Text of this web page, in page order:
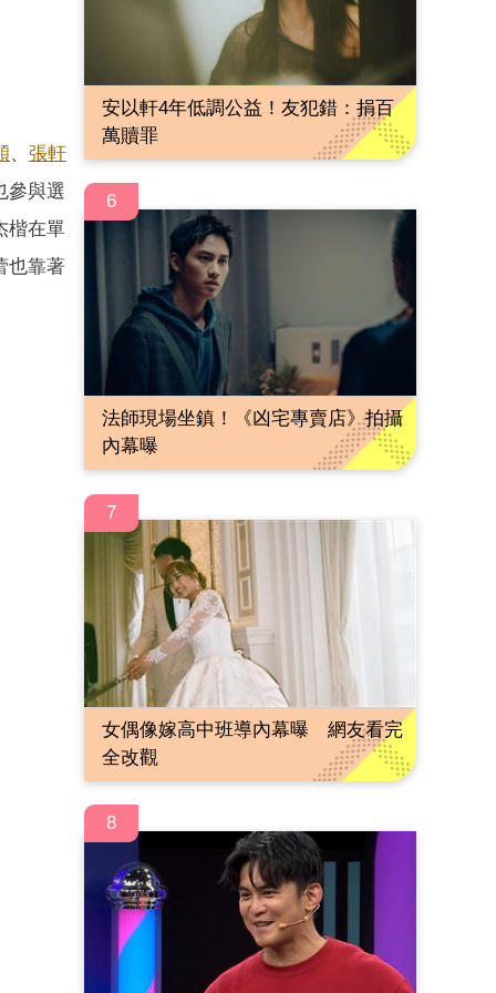
、 張軒
參與選
楷在單
也靠著
安以軒4年低調公益！友犯錯：捐百
萬贖罪
6
法師現場坐鎮！《凶宅專賣店》拍攝
內幕曝
7
女偶像嫁高中班導內幕曝 網友看完
全改觀
8